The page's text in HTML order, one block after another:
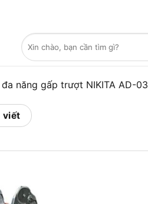
Tìm
kiếm:
năng gấp trượt NIKITA AD-03
viết